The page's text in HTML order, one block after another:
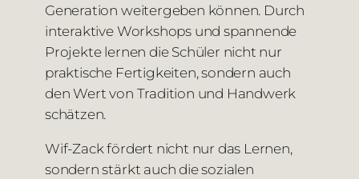
Generation weitergeben können. Durch
interaktive Workshops und spannende
Projekte lernen die Schüler nicht nur
praktische Fertigkeiten, sondern auch
den Wert von Tradition und Handwerk
schätzen.
Wif-Zack fördert nicht nur das Lernen,
sondern stärkt auch die sozialen